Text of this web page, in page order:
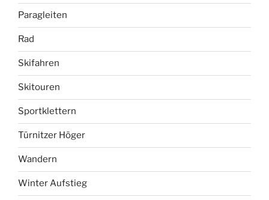
Paragleiten
Rad
Skifahren
Skitouren
Sportklettern
Türnitzer Höger
Wandern
Winter Aufstieg